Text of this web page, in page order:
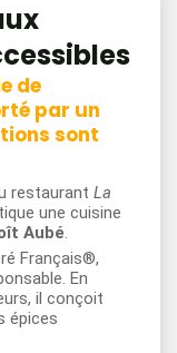
de
par un
sont
restaurant La
une cuisine
Aubé.
Français®,
En
il conçoit
épices